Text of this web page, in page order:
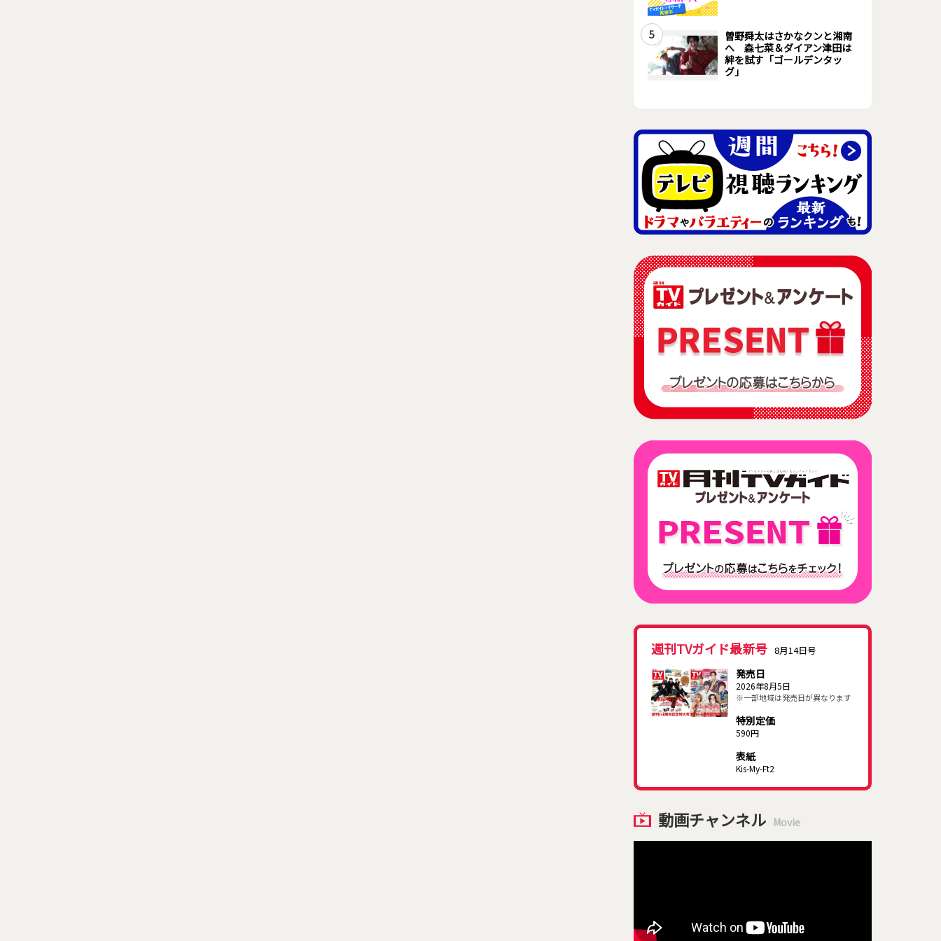
5
曽野舜太はさかなクンと湘南
へ 森七菜＆ダイアン津田は
絆を試す「ゴールデンタッ
グ」
週刊TVガイド最新号 8月14日号
発売日
2026年8月5日
※一部地域は発売日が異なります
特別定価
590円
表紙
Kis-My-Ft2
動画チャンネル Movie